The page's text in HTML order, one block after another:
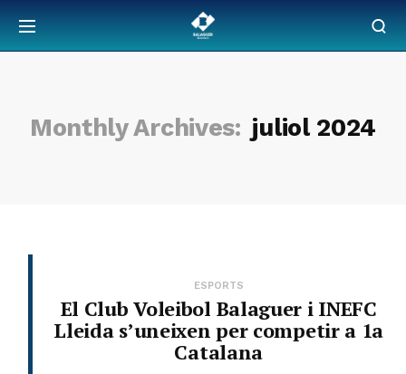
Monthly Archives: juliol 2024
ESPORTS
El Club Voleibol Balaguer i INEFC
Lleida s’uneixen per competir a 1a
Catalana